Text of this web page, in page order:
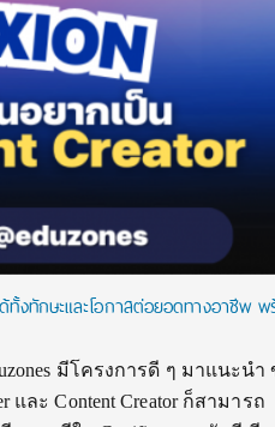
ทั้งทักษะและโอกาสต่อยอดทางอาชีพ
มีโครงการดี ๆ มาแนะนำ
ละ Content Creator ก็สามารถ